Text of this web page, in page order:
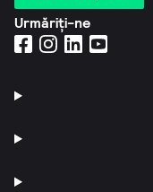
Urmăriți-ne